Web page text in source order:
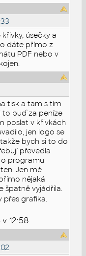
úsečky a
dáte přímo z
PDF nebo v
tisk a tam s tím
to buď za peníze
poslat v křivkách
jen logo se
bych si to do
převedla
o programu
Jen mě
nějaká
špatně vyjádřila.
přes grafika.
12:58